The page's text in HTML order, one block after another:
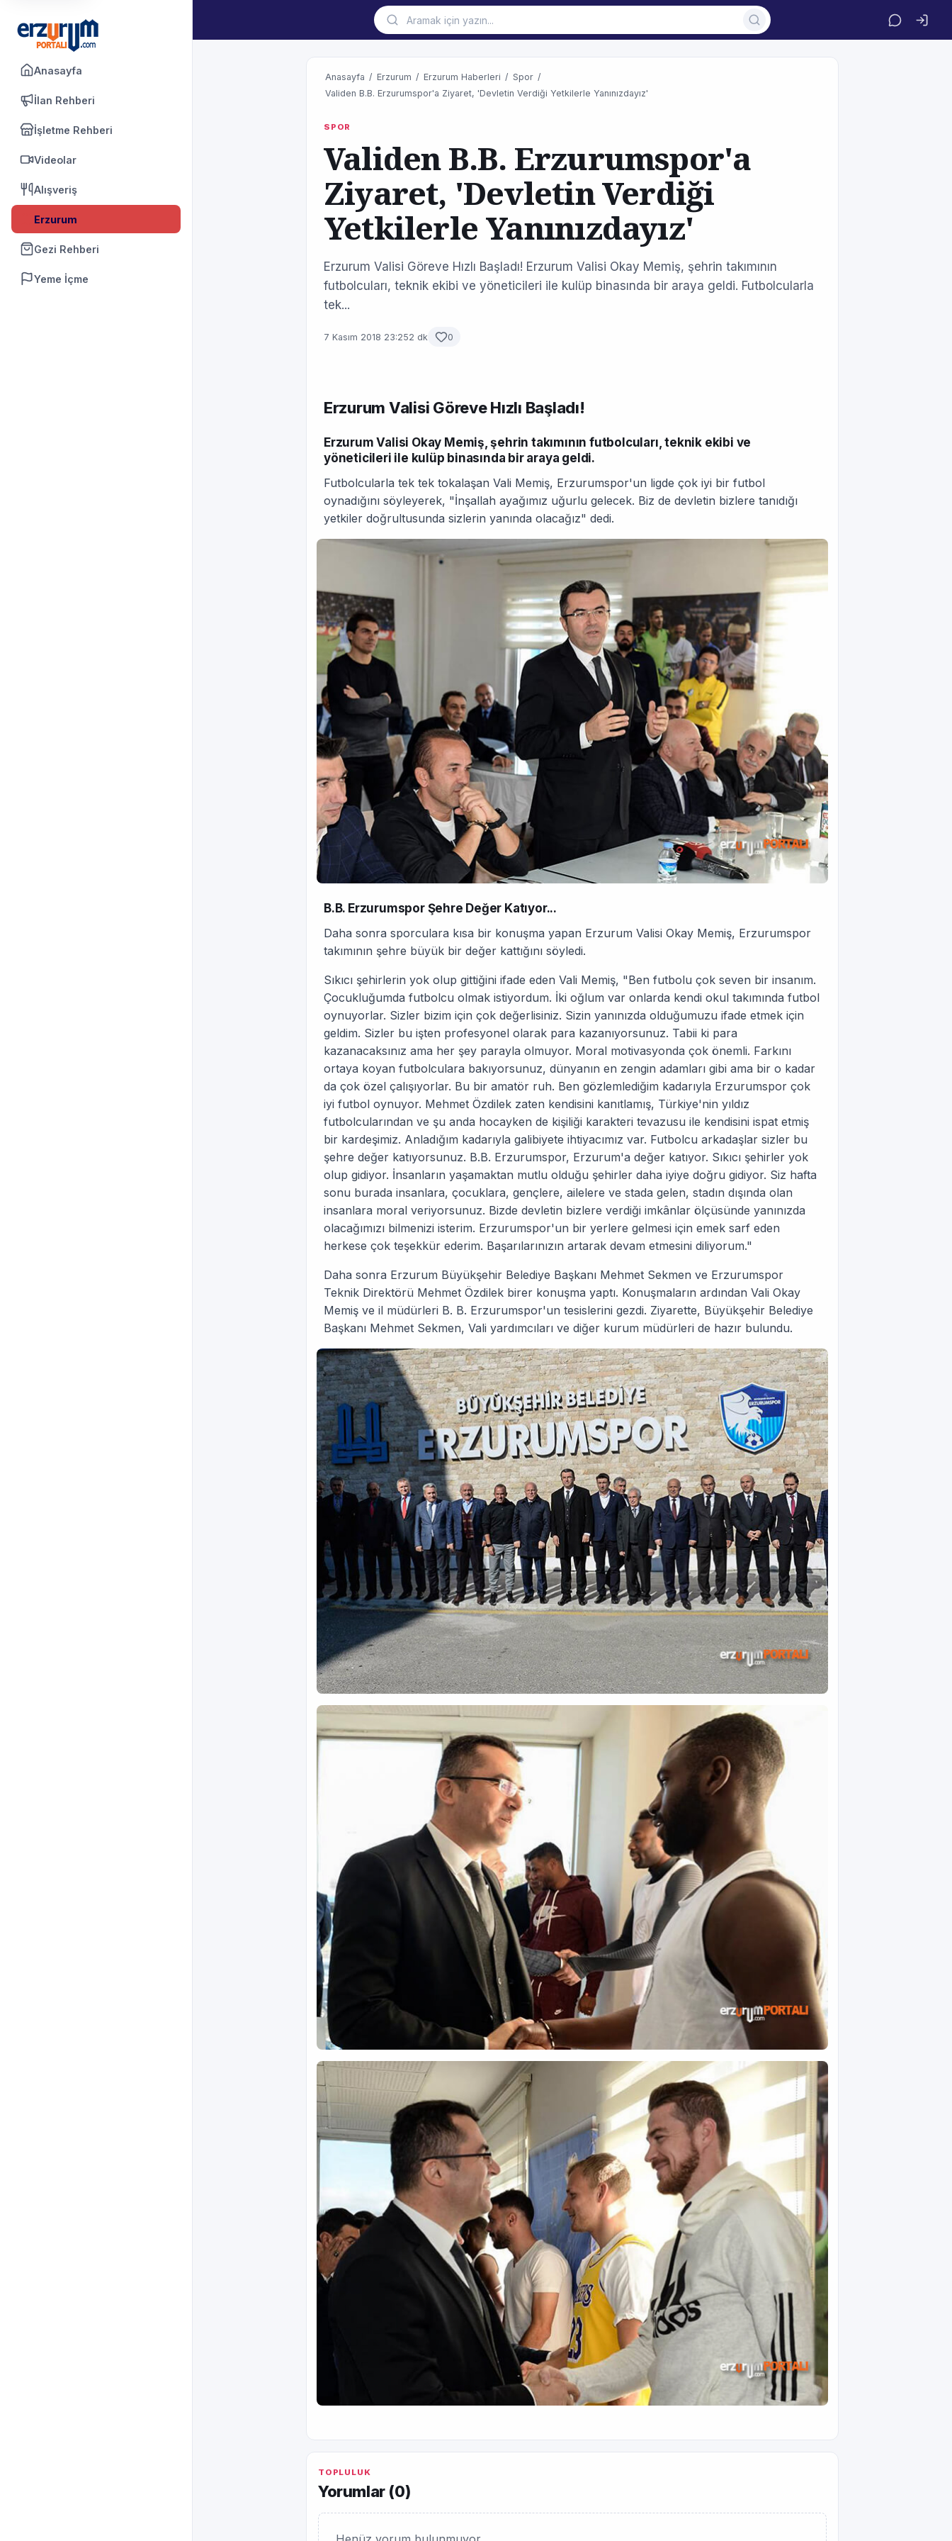
Anasayfa
İlan Rehberi
İşletme Rehberi
Videolar
Alışveriş
Erzurum
Gezi Rehberi
Yeme İçme
Anasayfa / Erzurum / Erzurum Haberleri / Spor /
Validen B.B. Erzurumspor'a Ziyaret, 'Devletin Verdiği Yetkilerle Yanınızdayız'
SPOR
Validen B.B. Erzurumspor'a
Ziyaret, 'Devletin Verdiği
Yetkilerle Yanınızdayız'
Erzurum Valisi Göreve Hızlı Başladı! Erzurum Valisi Okay Memiş, şehrin takımının
futbolcuları, teknik ekibi ve yöneticileri ile kulüp binasında bir araya geldi. Futbolcularla
tek...
7 Kasım 2018 23:252 dk 0
Erzurum Valisi Göreve Hızlı Başladı!
Erzurum Valisi Okay Memiş, şehrin takımının futbolcuları, teknik ekibi ve
yöneticileri ile kulüp binasında bir araya geldi.
Futbolcularla tek tek tokalaşan Vali Memiş, Erzurumspor'un ligde çok iyi bir futbol
oynadığını söyleyerek, "İnşallah ayağımız uğurlu gelecek. Biz de devletin bizlere tanıdığı
yetkiler doğrultusunda sizlerin yanında olacağız" dedi.
B.B. Erzurumspor Şehre Değer Katıyor...
Daha sonra sporculara kısa bir konuşma yapan Erzurum Valisi Okay Memiş, Erzurumspor
takımının şehre büyük bir değer kattığını söyledi.
Sıkıcı şehirlerin yok olup gittiğini ifade eden Vali Memiş, "Ben futbolu çok seven bir insanım.
Çocukluğumda futbolcu olmak istiyordum. İki oğlum var onlarda kendi okul takımında futbol
oynuyorlar. Sizler bizim için çok değerlisiniz. Sizin yanınızda olduğumuzu ifade etmek için
geldim. Sizler bu işten profesyonel olarak para kazanıyorsunuz. Tabii ki para
kazanacaksınız ama her şey parayla olmuyor. Moral motivasyonda çok önemli. Farkını
ortaya koyan futbolculara bakıyorsunuz, dünyanın en zengin adamları gibi ama bir o kadar
da çok özel çalışıyorlar. Bu bir amatör ruh. Ben gözlemlediğim kadarıyla Erzurumspor çok
iyi futbol oynuyor. Mehmet Özdilek zaten kendisini kanıtlamış, Türkiye'nin yıldız
futbolcularından ve şu anda hocayken de kişiliği karakteri tevazusu ile kendisini ispat etmiş
bir kardeşimiz. Anladığım kadarıyla galibiyete ihtiyacımız var. Futbolcu arkadaşlar sizler bu
şehre değer katıyorsunuz. B.B. Erzurumspor, Erzurum'a değer katıyor. Sıkıcı şehirler yok
olup gidiyor. İnsanların yaşamaktan mutlu olduğu şehirler daha iyiye doğru gidiyor. Siz hafta
sonu burada insanlara, çocuklara, gençlere, ailelere ve stada gelen, stadın dışında olan
insanlara moral veriyorsunuz. Bizde devletin bizlere verdiği imkânlar ölçüsünde yanınızda
olacağımızı bilmenizi isterim. Erzurumspor'un bir yerlere gelmesi için emek sarf eden
herkese çok teşekkür ederim. Başarılarınızın artarak devam etmesini diliyorum."
Daha sonra Erzurum Büyükşehir Belediye Başkanı Mehmet Sekmen ve Erzurumspor
Teknik Direktörü Mehmet Özdilek birer konuşma yaptı. Konuşmaların ardından Vali Okay
Memiş ve il müdürleri B. B. Erzurumspor'un tesislerini gezdi. Ziyarette, Büyükşehir Belediye
Başkanı Mehmet Sekmen, Vali yardımcıları ve diğer kurum müdürleri de hazır bulundu.
TOPLULUK
Yorumlar (0)